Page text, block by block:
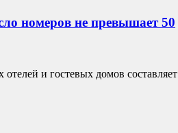
номеров не превышает 50
и гостевых домов